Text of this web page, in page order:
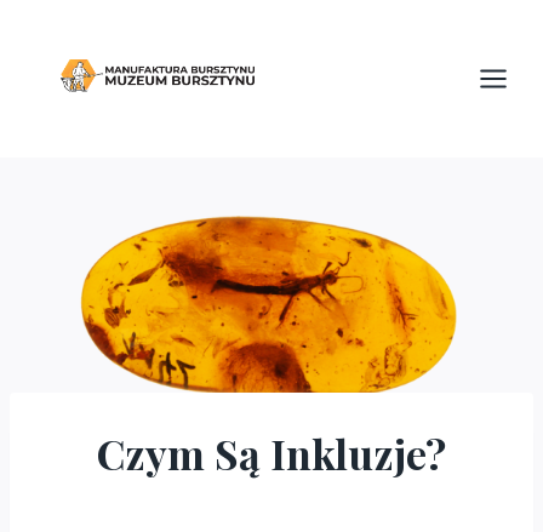
ARTYKUŁY
Czym Są Inkluzje?